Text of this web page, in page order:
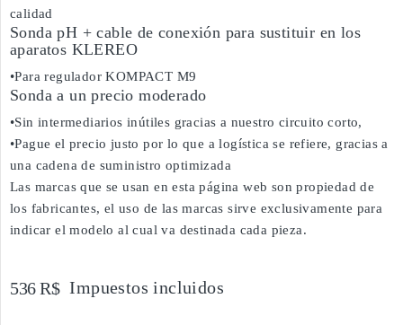
calidad
Sonda pH + cable de conexión para sustituir en los
aparatos KLEREO
•Para regulador KOMPACT M9
Sonda a un precio moderado
•Sin intermediarios inútiles gracias a nuestro circuito corto,
•Pague el precio justo por lo que a logística se refiere, gracias a
una cadena de suministro optimizada
Las marcas que se usan en esta página web son propiedad de
los fabricantes, el uso de las marcas sirve exclusivamente para
indicar el modelo al cual va destinada cada pieza.
536 R$ Impuestos incluidos